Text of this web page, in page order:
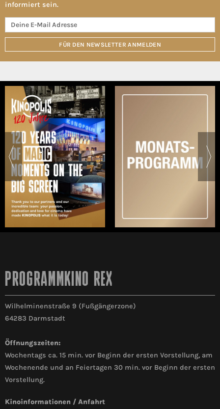
informiert sein.
FÜR DEN NEWSLETTER ANMELDEN
PROGRAMMKINO REX
Wilhelminenstraße 9 (Fußgängerzone)
64283 Darmstadt
Öffnungszeiten:
Wochentags ca. 15 min. vor Beginn der ersten Vorstellung, am
Wochenende und an Feiertagen 30 min. vor Beginn der ersten
Vorstellung.
Kinoinformationen / Anfahrt